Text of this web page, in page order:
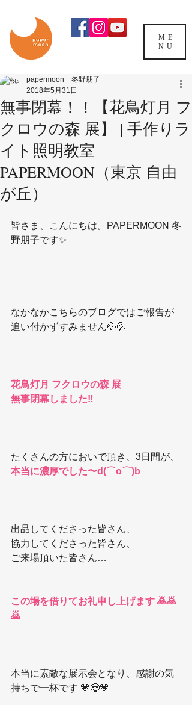
ME
NU
無事閉幕！！【花鳥灯月 フ
クロウの森 展】 | 手作りラ
イト照明教室
PAPERMOON（東京 自由
が丘）
papermoon 冬野朋子
2018年5月31日
皆さま、こんにちは。PAPERMOON 冬
野朋子です✨
なかなかこちらのブログではご報告が
追い付かずすみません💦💦
花鳥灯月 フクロウの森 展
無事閉幕しました‼️
たくさんの方においで頂き、3日間が、
本当に濃厚でした〜d(⌒o⌒)b
出品してくださった皆さん、
協力してくださった皆さん、
ご来場頂いた皆さん…
この場を借りてお礼申し上げます 🙇🙇
🙇
本当に素敵な展示会となり、感謝の気
持ちで一杯です 💗😍💗